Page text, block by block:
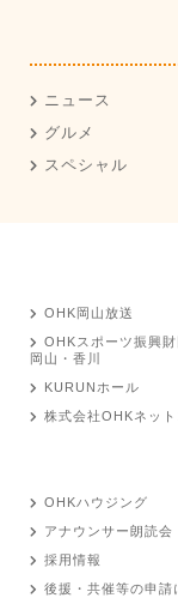
ニュース
グルメ
スペシャル
OHK岡山放送
OHKスポーツ振興
岡山・香川
KURUNホール
株式会社OHKネット
OHKハウジング
アナウンサー朗読会
採用情報
後援・共催等の申請